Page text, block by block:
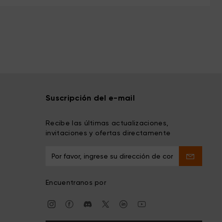
Suscripción del e-mail
Recibe las últimas actualizaciones,
invitaciones y ofertas directamente
Encuentranos por